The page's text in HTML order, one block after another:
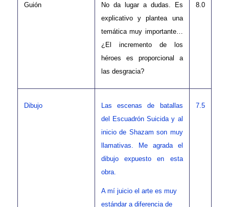
Guión
No da lugar a dudas. Es
explicativo y plantea una
temática muy importante…
¿El incremento de los
héroes es proporcional a
las desgracia?
8.0
Dibujo
Las escenas de batallas
del Escuadrón Suicida y al
inicio de Shazam son muy
llamativas. Me agrada el
dibujo expuesto en esta
obra.
A mí juicio el arte es muy
estándar a diferencia de
7.5